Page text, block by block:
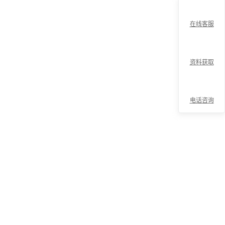
在线客服
资料获取
电话咨询